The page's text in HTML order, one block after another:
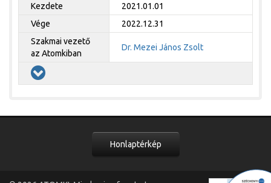
Kezdete
2021.01.01
Vége
2022.12.31
Szakmai vezető
az Atomkiban
Dr. Mezei János Zsolt
Honlaptérkép